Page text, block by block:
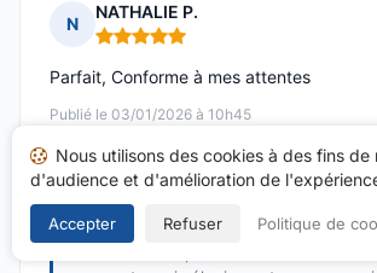
N
NATHALIE P.
Note : 5 sur 5
Publié le 03/01/2026 à 10h45
Parfait, Conforme à mes attentes
Publiée le 09/01/2026
Nous utilisons des cookies à des fins de
d'audience et d'amélioration de
Accepter Refuser Politique de